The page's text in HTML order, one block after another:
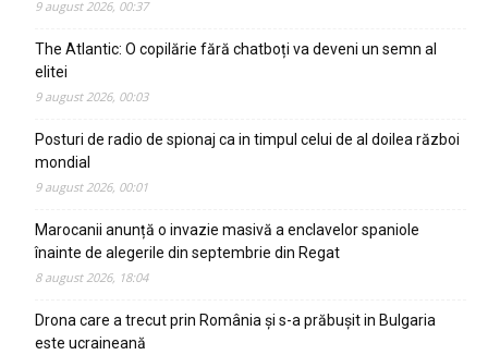
9 august 2026, 00:37
The Atlantic: O copilărie fără chatboți va deveni un semn al
elitei
9 august 2026, 00:03
Posturi de radio de spionaj ca in timpul celui de al doilea război
mondial
9 august 2026, 00:01
Marocanii anunță o invazie masivă a enclavelor spaniole
înainte de alegerile din septembrie din Regat
8 august 2026, 18:04
Drona care a trecut prin România și s-a prăbușit in Bulgaria
este ucraineană